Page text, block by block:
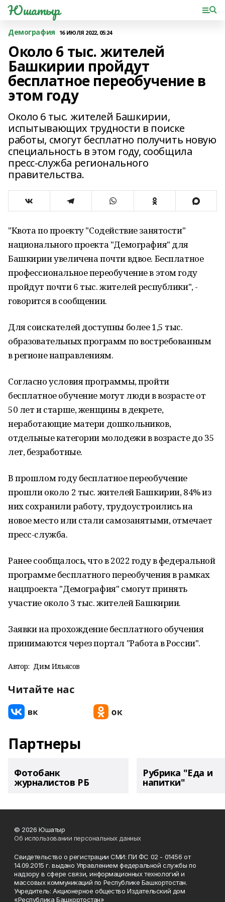
Юшатыр
Демография 16 ИЮЛЯ 2022, 05:24
Около 6 тыс. жителей
Башкирии пройдут
бесплатное переобучение в
этом году
Около 6 тыс. жителей Башкирии,
испытывающих трудности в поиске
работы, смогут бесплатно получить новую
специальность в этом году, сообщила
пресс-служба регионального
правительства.
"Квота по проекту "Содействие занятости"
национального проекта "Демография" для
Башкирии увеличена почти вдвое. Бесплатное
профессиональное переобучение в этом году
пройдут почти 6 тыс. жителей республики", -
говорится в сообщении.
Для соискателей доступны более 1,5 тыс.
образовательных программ по востребованным
в регионе направлениям.
Согласно условия программы, пройти
бесплатное обучение могут люди в возрасте от
50 лет и старше, женщины в декрете,
неработающие матери дошкольников,
отдельные категории молодежи в возрасте до 35
лет, безработные.
В прошлом году бесплатное переобучение
прошли около 2 тыс. жителей Башкирии, 84% из
них сохранили работу, трудоустроились на
новое место или стали самозанятыми, отмечает
пресс-служба.
Ранее сообщалось, что в 2022 году в федеральной
программе бесплатного переобучения в рамках
нацпроекта "Демография" смогут принять
участие около 3 тыс. жителей Башкирии.
Заявки на прохождение бесплатного обучения
принимаются через портал "Работа в России".
Автор: Дим Ильясов
Читайте нас
Партнеры
Фотобанк
журналистов РБ
Рубрика "Еда и
напитки"
© 2026 Юшатыр
Об использовании персональных данных
Свидетельство о регистрации СМИ: ПИ ФС 02 - 01456 от
14.09.2015 г. выдано Управлением федеральной службы по
надзору в сфере связи, информационных технологий и
массовых коммуникаций по Республике Башкортостан.
Учредитель: Акционерное общество Издательский дом
«Республика Башкортостан»